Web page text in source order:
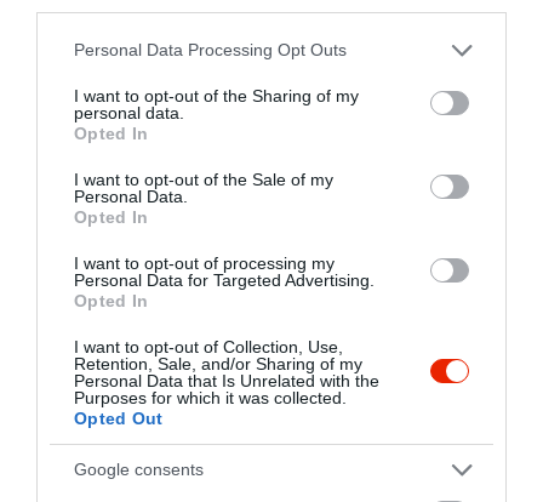
Please note that this website/app uses one or more Google
not limited to your visit or usage behaviour. You may click to
grant or deny consent to Google and its third-party tags to
use your data for below specified purposes in below Google
consent section.
Personal Data Processing Opt Outs
I want to opt-out of the Sharing of my
personal data.
Opted In
I want to opt-out of the Sale of my
Personal Data.
Opted In
I want to opt-out of processing my
Personal Data for Targeted Advertising.
Opted In
I want to opt-out of Collection, Use,
Retention, Sale, and/or Sharing of my
Personal Data that Is Unrelated with the
Purposes for which it was collected.
Opted Out
Google consents
Összesen 10
1 0
Kosziba Gyula
2020. Január 12.
többször is jártam az
minden finom volt, a
felszolgálók is kedvesek.
Grill teraszon voltunk minden
nagyon finom volt